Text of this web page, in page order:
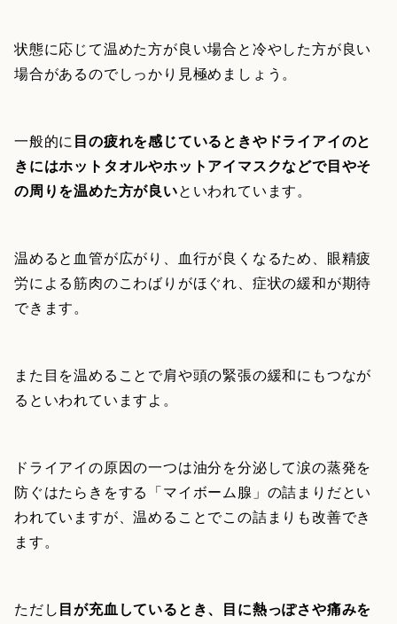
状態に応じて温めた方が良い場合と冷やした方が良い
場合があるのでしっかり見極めましょう。
一般的に目の疲れを感じているときやドライアイのと
きにはホットタオルやホットアイマスクなどで目やそ
の周りを温めた方が良いといわれています。
温めると血管が広がり、血行が良くなるため、眼精疲
労による筋肉のこわばりがほぐれ、症状の緩和が期待
できます。
また目を温めることで肩や頭の緊張の緩和にもつなが
るといわれていますよ。
ドライアイの原因の一つは油分を分泌して涙の蒸発を
防ぐはたらきをする「マイボーム腺」の詰まりだとい
われていますが、温めることでこの詰まりも改善でき
ます。
ただし目が充血しているとき、目に熱っぽさや痛みを